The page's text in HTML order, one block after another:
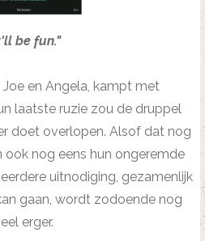
be fun."
en Angela, kampt met
laatste ruzie zou de druppel
doet overlopen. Alsof dat nog
ook nog eens hun ongeremde
uitnodiging, gezamenlijk
gaan, wordt zodoende nog
erger.